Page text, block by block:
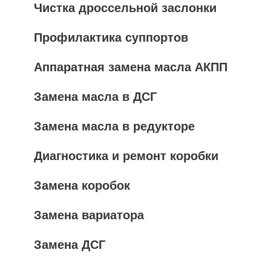
Чистка дроссельной заслонки
Профилактика суппортов
Аппаратная замена масла АКПП
Замена масла в ДСГ
Замена масла в редукторе
Диагностика и ремонт коробки
Замена коробок
Замена вариатора
Замена ДСГ